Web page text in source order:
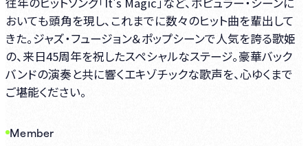
おいても頭角を現し、これまでに数々のヒット曲を輩出して
きた。ジャズ・フュージョン＆ポップシーンで人気を誇る歌姫
の、来日45周年を祝したスペシャルなステージ。豪華バック
バンドの演奏と共に響くエキゾチックな歌声を、心ゆくまで
ご堪能ください。
Member